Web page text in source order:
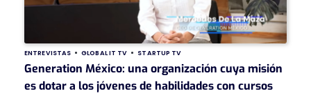
ENTREVISTAS GLOBAL IT TV STARTUP TV
Generation México: una organización cuya misión
es dotar a los jóvenes de habilidades con cursos